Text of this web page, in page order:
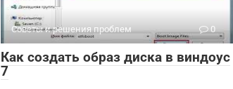
Советы и решения проблем 0
Как создать образ диска в виндоус
7